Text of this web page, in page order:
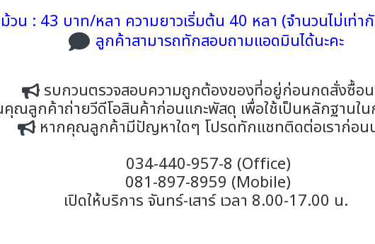
วน : 43 บาท/หลา ความยาวเริ่มต้น 40 หลา (จำนวนไม่เท่า
ลูกค้าสามารถทักสอบถามแอดมินได้นะคะ
รบกวนตรวจสอบความถูกต้องของที่อยู่ก่อนกดสั่งซื้อน
ณลูกค้าถ่ายวีดีโอสินค้าก่อนแกะพัสดุ เพื่อใช้เป็นหลักฐานใน
หากคุณลูกค้ามีปัญหาใดๆ โปรดทักแชทติดต่อเราก่อน
034-440-957-8 (Office)
081-897-8959 (Mobile)
เปิดให้บริการ จันทร์-เสาร์ เวลา 8.00-17.00 น.